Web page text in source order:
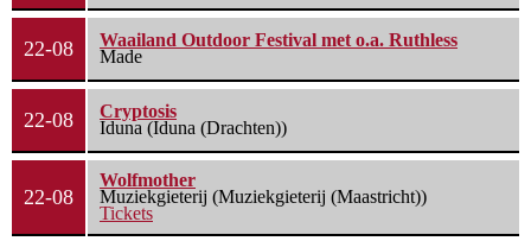
22-08
Waailand Outdoor Festival met o.a. Ruthless
Made
22-08
Cryptosis
Iduna (Iduna (Drachten))
22-08
Wolfmother
Muziekgieterij (Muziekgieterij (Maastricht))
Tickets